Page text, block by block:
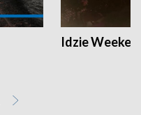
Idzie